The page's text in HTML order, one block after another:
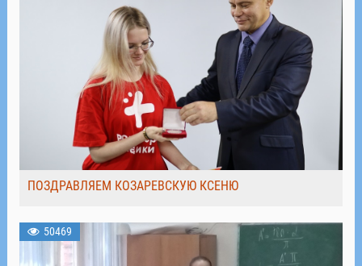
ПОЗДРАВЛЯЕМ КОЗАРЕВСКУЮ КСЕНЮ
50469